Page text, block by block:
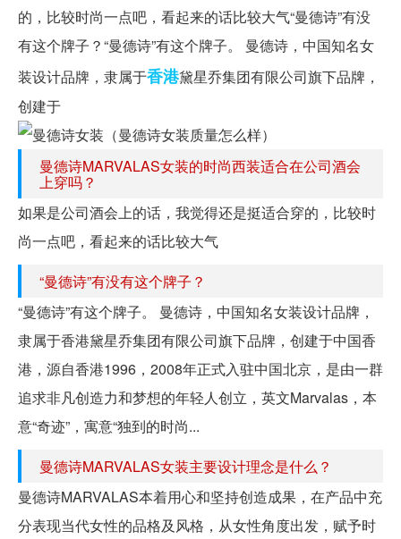
的，比较时尚一点吧，看起来的话比较大气“曼德诗”有没
有这个牌子？“曼德诗”有这个牌子。 曼德诗，中国知名女
装设计品牌，隶属于香港黛星乔集团有限公司旗下品牌，
创建于
曼德诗MARVALAS女装的时尚西装适合在公司酒会
上穿吗？
如果是公司酒会上的话，我觉得还是挺适合穿的，比较时
尚一点吧，看起来的话比较大气
“曼德诗”有没有这个牌子？
“曼德诗”有这个牌子。 曼德诗，中国知名女装设计品牌，
隶属于香港黛星乔集团有限公司旗下品牌，创建于中国香
港，源自香港1996，2008年正式入驻中国北京，是由一群
追求非凡创造力和梦想的年轻人创立，英文Marvalas，本
意“奇迹”，寓意“独到的时尚...
曼德诗MARVALAS女装主要设计理念是什么？
曼德诗MARVALAS本着用心和坚持创造成果，在产品中充
分表现当代女性的品格及风格，从女性角度出发，赋予时